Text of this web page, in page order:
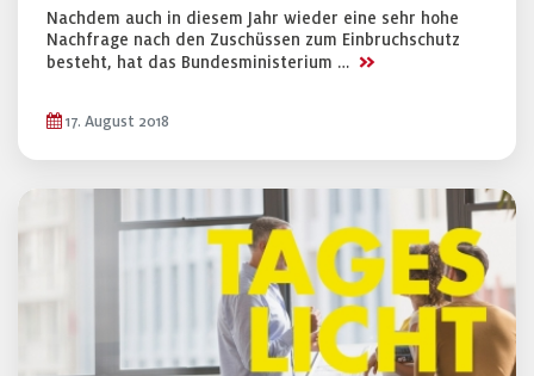
Nachdem auch in diesem Jahr wieder eine sehr hohe
Nachfrage nach den Zuschüssen zum Einbruchschutz
besteht, hat das Bundesministerium … >>
17. August 2018